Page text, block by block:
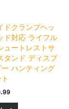
ドクランプヘッ
ド対応 ライフル
ュートレストサ
タンド ディスプ
ー ハンティング